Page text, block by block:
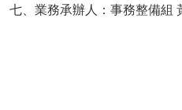
七、業務承辦人：事務整備組